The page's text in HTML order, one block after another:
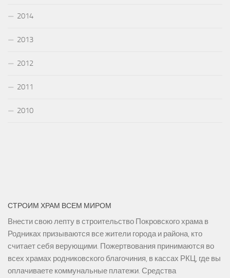
2014
2013
2012
2011
2010
СТРОИМ ХРАМ ВСЕМ МИРОМ
Внести свою лепту в строительство Покровского храма в
Родниках призываются все жители города и района, кто
считает себя верующими. Пожертвования принимаются во
всех храмах родниковского благочиния, в кассах РКЦ, где вы
оплачиваете коммунальные платежи. Средства